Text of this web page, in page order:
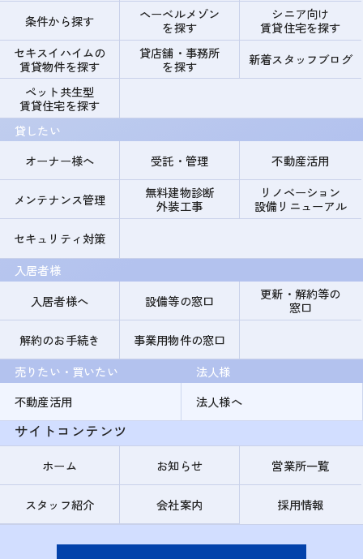
条件から探す
ヘーベルメゾン
を探す
シニア向け
賃貸住宅を探す
セキスイハイムの
賃貸物件を探す
貸店舗・事務所
を探す
新着スタッフブログ
ペット共生型
賃貸住宅を探す
貸したい
オーナー様へ
受託・管理 不動産活用
メンテナンス管理
無料建物診断
外装工事
リノベーション
設備リニューアル
セキュリティ対策
入居者様
入居者様へ
設備等の窓口
更新・解約等の
窓口
解約のお手続き
事業用物件の窓口
売りたい・買いたい
不動産活用
法人様
法人様へ
サイトコンテンツ
ホーム お知らせ 営業所一覧
スタッフ紹介 会社案内 採用情報